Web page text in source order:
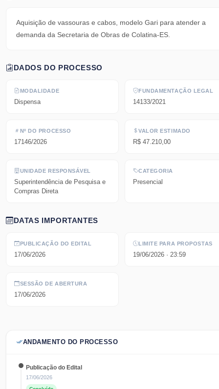
Aquisição de vassouras e cabos, modelo Gari para atender a
demanda da Secretaria de Obras de Colatina-ES.
DADOS DO PROCESSO
MODALIDADE
Dispensa
FUNDAMENTAÇÃO LEGAL
14133/2021
Nº DO PROCESSO
17146/2026
VALOR ESTIMADO
R$ 47.210,00
UNIDADE RESPONSÁVEL
Superintendência de Pesquisa e
Compras Direta
CATEGORIA
Presencial
DATAS IMPORTANTES
PUBLICAÇÃO DO EDITAL
17/06/2026
LIMITE PARA PROPOSTAS
19/06/2026· 23:59
SESSÃO DE ABERTURA
17/06/2026
ANDAMENTO DO PROCESSO
Publicação do Edital
17/06/2026